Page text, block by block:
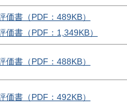
価書（PDF：489KB）
価書（PDF：1,349KB）
価書（PDF：488KB）
価書（PDF：492KB）